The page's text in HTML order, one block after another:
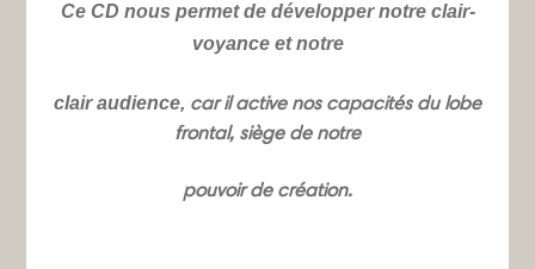
Ce CD nous permet de développer notre clair-
voyance et notre
clair audience, car il active nos capacités du lobe
frontal, siège de notre
pouvoir de création.